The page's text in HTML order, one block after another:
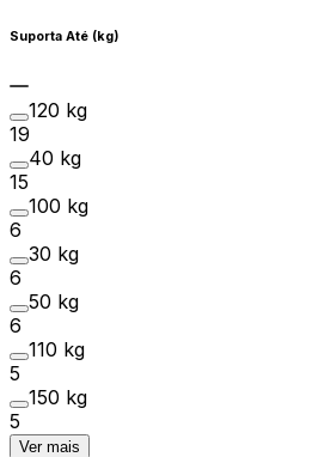
Suporta Até (kg)
120 kg
19
40 kg
15
100 kg
6
30 kg
6
50 kg
6
110 kg
5
150 kg
5
Ver mais